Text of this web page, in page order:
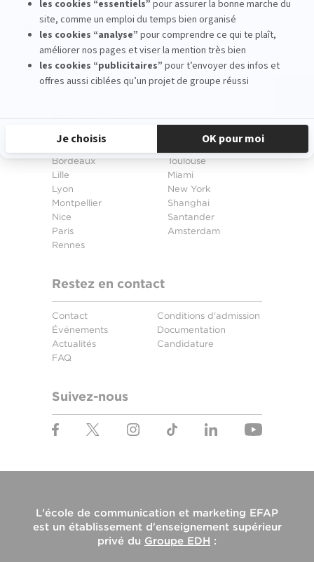
TÉLÉCHARGER
Bordeaux
Lille
Lyon
Montpellier
Nice
Paris
Rennes
Toulouse
Miami
New York
Shanghai
Santander
Amsterdam
Restez en contact
Contact
Événements
Actualités
FAQ
Conditions d'admission
Documentation
Candidature
Suivez-nous
L'école de communication et marketing EFAP
est un établissement d'enseignement supérieur
privé du Groupe EDH :